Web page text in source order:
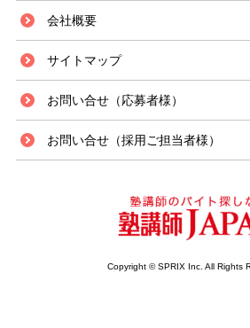
会社概要
サイトマップ
お問い合せ（応募者様）
お問い合せ（採用ご担当者様）
Copyright © SPRIX Inc. All Rights